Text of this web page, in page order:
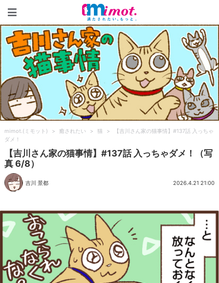
mimot.(ミモット) > 癒されたい > 猫 >
【吉川さん家の猫事情】#137話 入っちゃ
ダメ！
【吉川さん家の猫事情】#137話 入っちゃダメ！（写
真 6/8）
吉川 景都 2026.4.21 21:00